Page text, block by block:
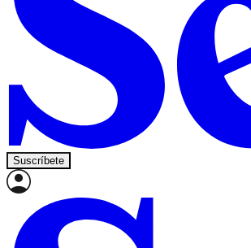
Suscríbete